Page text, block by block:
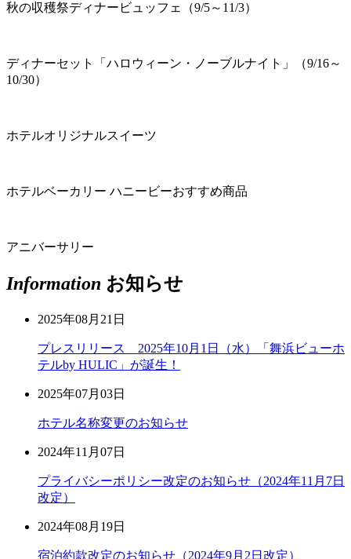
秋の収穫祭ディナービュッフェ（9/5～11/3）
ディナーセット「ハロウィーン・ノーブルナイト」（9/16～
10/30）
ホテルオリジナルスイーツ
ホテルベーカリー ハニービーおすすめ商品
アニバーサリー
Information お知らせ
2025年08月21日
プレスリリース 2025年10月1日（水）「舞浜ビューホ
テルby HULIC」が誕生！
2025年07月03日
ホテル名称変更のお知らせ
2024年11月07日
プライバシーポリシー改定のお知らせ（2024年11月7日
改定）
2024年08月19日
宿泊約款改定のお知らせ（2024年9月2日改定）